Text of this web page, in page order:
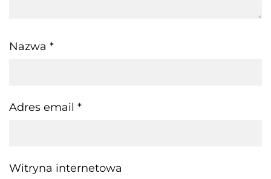
Nazwa *
Adres email *
Witryna internetowa